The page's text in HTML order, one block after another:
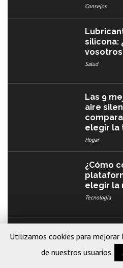
Consejos
silicona:
Salud
Las 9
aire
elegir la
Hogar
¿Cómo
elegir la
Tecnología
medida
a las
Utilizamos cookies para mejorar
de nuestros usuarios.